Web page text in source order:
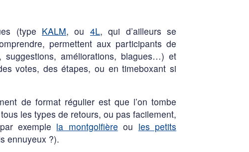
(type KALM, ou 4L, qui d’ailleurs se
permettent aux participants de
améliorations, blagues…) et
votes, des étapes, ou en timeboxant si
de format régulier est que l’on tombe
les types de retours, ou pas facilement,
exemple la montgolfière ou les petits
ennuyeux ?).